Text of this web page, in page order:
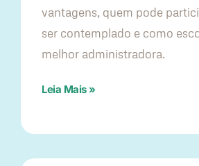
vantagens, quem pode
ser contemplado e como
melhor administradora.
Leia Mais »